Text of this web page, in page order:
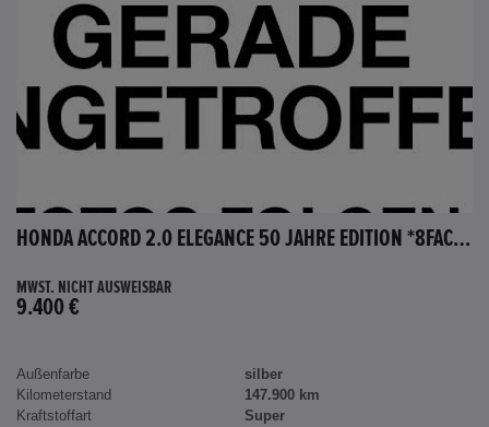
HONDA ACCORD 2.0 ELEGANCE 50 JAHRE EDITION *8FACH BEREIFT*
MWST. NICHT AUSWEISBAR
9.400 €
Außenfarbe
silber
Kilometerstand
147.900 km
Kraftstoffart
Super